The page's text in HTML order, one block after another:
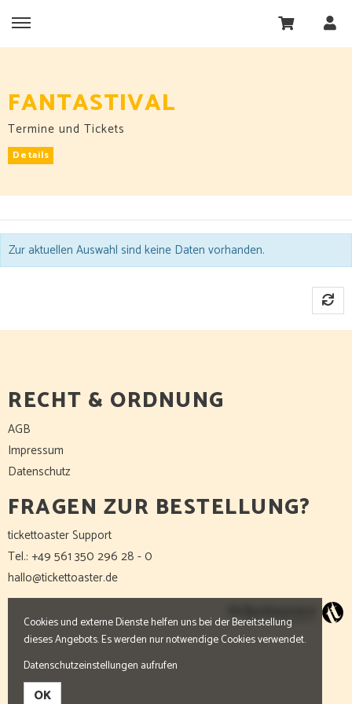
FANTASTIVAL
Termine und Tickets
Details
Zur aktuellen Auswahl sind keine Daten vorhanden.
RECHT & ORDNUNG
AGB
Impressum
Datenschutz
FRAGEN ZUR BESTELLUNG?
tickettoaster Support
Tel.: +49 561 350 296 28 - 0
hallo@tickettoaster.de
Cookies und externe Dienste helfen uns bei der Bereitstellung
dieses Angebots. Es werden nur notwendige Cookies verwendet.
Datenschutzeinstellungen aufrufen
OK